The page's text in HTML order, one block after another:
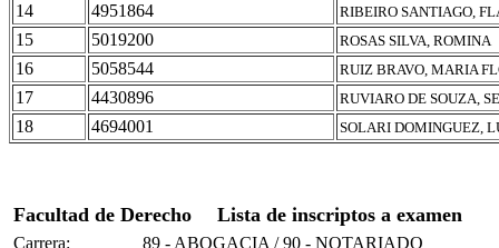
14 4951864 RIBEIRO SANTIAGO,
15 5019200 ROSAS SILVA, ROMINA
16 5058544 RUIZ BRAVO, MARIA
17 4430896 RUVIARO DE SOUZA,
18 4694001 SOLARI DOMINGUEZ,
Facultad de Derecho Lista de inscriptos a examen
Carrera:
89 - ABOGACIA / 90 - NOTARIADO